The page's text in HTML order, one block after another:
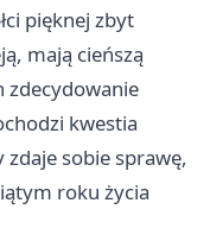
pięknej zbyt
mają cieńszą
zdecydowanie
kwestia
sobie sprawę,
roku życia